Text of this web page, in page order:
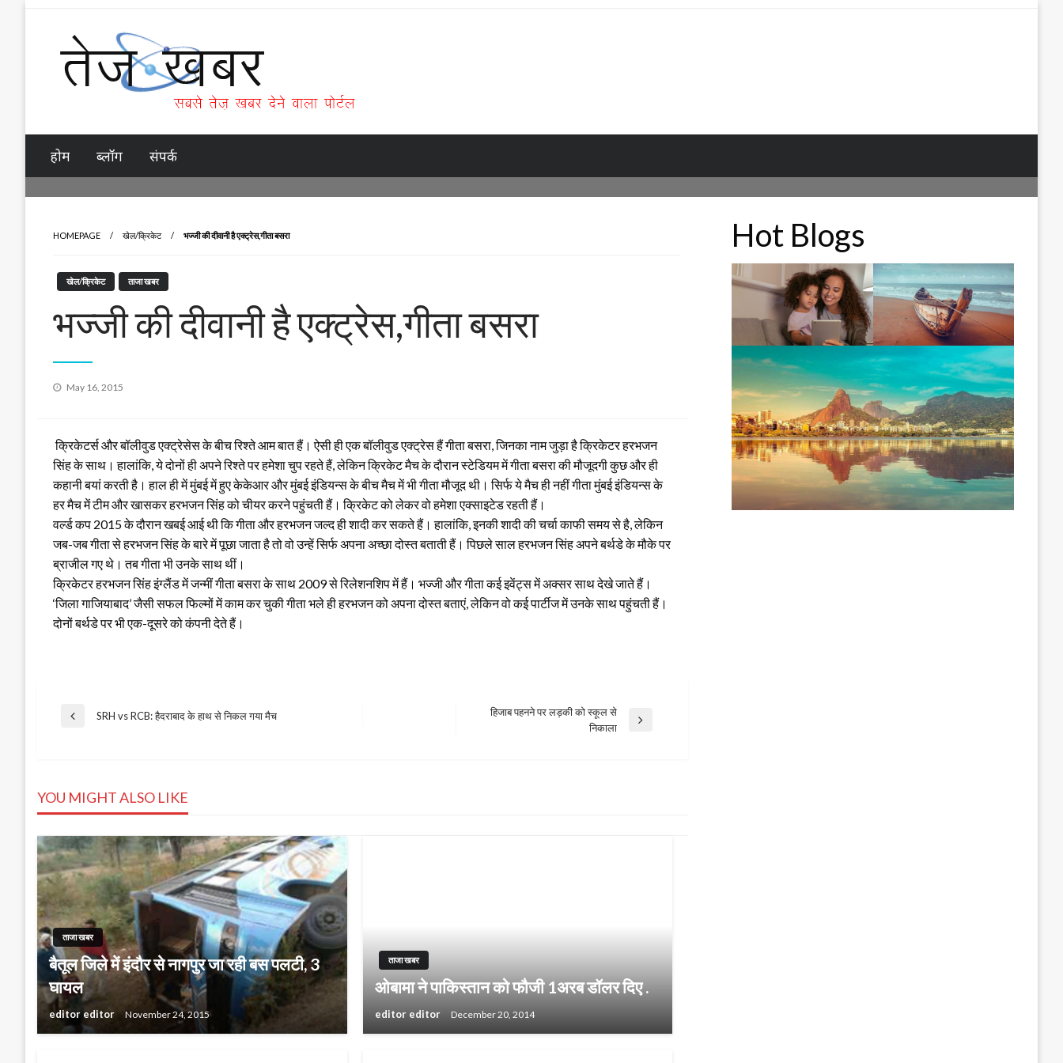
Tez Khabar
होम ब्लॉग संपर्क
HOMEPAGE खेल/क्रिकेट भज्जी की दीवानी है एक्ट्रेस,गीता बसरा
खेल/क्रिकेट ताजा खबर
भज्जी की दीवानी है एक्ट्रेस,गीता बसरा
Posted
May 16, 2015
क्रिकेटर्स और बॉलीवुड एक्ट्रेसेस के बीच रिश्ते आम बात हैं। ऐसी ही एक बॉलीवुड एक्ट्रेस हैं गीता बसरा, जिनका नाम जुड़ा है क्रिकेटर हरभजन
सिंह के साथ। हालांकि, ये दोनों ही अपने रिश्ते पर हमेशा चुप रहते हैं, लेकिन क्रिकेट मैच के दौरान स्टेडियम में गीता बसरा की मौजूदगी कुछ और ही
कहानी बयां करती है। हाल ही में मुंबई में हुए केकेआर और मुंबई इंडियन्स के बीच मैच में भी गीता मौजूद थी। सिर्फ ये मैच ही नहीं गीता मुंबई इंडियन्स के
हर मैच में टीम और खासकर हरभजन सिंह को चीयर करने पहुंचती हैं। क्रिकेट को लेकर वो हमेशा एक्साइटेड रहती हैं।
वर्ल्ड कप 2015 के दौरान खबई आई थी कि गीता और हरभजन जल्द ही शादी कर सकते हैं। हालांकि, इनकी शादी की चर्चा काफी समय से है, लेकिन
जब-जब गीता से हरभजन सिंह के बारे में पूछा जाता है तो वो उन्हें सिर्फ अपना अच्छा दोस्त बताती हैं। पिछले साल हरभजन सिंह अपने बर्थडे के मौके पर
ब्राजील गए थे। तब गीता भी उनके साथ थीं।
क्रिकेटर हरभजन सिंह इंग्लैंड में जन्मीं गीता बसरा के साथ 2009 से रिलेशनशिप में हैं। भज्जी और गीता कई इवेंट्स में अक्सर साथ देखे जाते हैं।
‘जिला गाजियाबाद’ जैसी सफल फिल्मों में काम कर चुकी गीता भले ही हरभजन को अपना दोस्त बताएं, लेकिन वो कई पार्टीज में उनके साथ पहुंचती हैं।
दोनों बर्थडे पर भी एक-दूसरे को कंपनी देते हैं।
Post
Previous
SRH vs RCB: हैदराबाद के हाथ से निकल गया मैच
हिजाब पहनने पर लड़की को स्कूल से
निकाला
YOU MIGHT ALSO LIKE
ताजा खबर
बैतूल जिले में इंदौर से नागपुर जा रही बस पलटी, 3
घायल
editor editor November 24, 2015
ताजा खबर
ओबामा ने पाकिस्तान को फौजी 1अरब डॉलर दिए .
editor editor December 20, 2014
Hot Blogs